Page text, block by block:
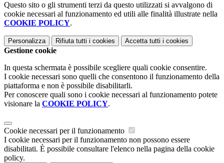
Questo sito o gli strumenti terzi da questo utilizzati si avvalgono di
cookie necessari al funzionamento ed utili alle finalità illustrate nella
COOKIE POLICY.
Personalizza Rifiuta tutti i cookies Accetta tutti i cookies
Gestione cookie
In questa schermata è possibile scegliere quali cookie consentire.
I cookie necessari sono quelli che consentono il funzionamento della
piattaforma e non è possibile disabilitarli.
Per conoscere quali sono i cookie necessari al funzionamento potete
visionare la COOKIE POLICY.
Cookie necessari per il funzionamento
I cookie necessari per il funzionamento non possono essere
disabilitati. È possibile consultare l'elenco nella pagina della cookie
policy.